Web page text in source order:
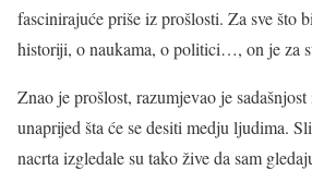
fascinirajuće priše iz prošlosti. Za sve što
historiji, o naukama, o politici…, on je za
Znao je prošlost, razumjevao je
unaprijed šta će se desiti medju ljudima.
nacrta izgledale su tako žive da sam